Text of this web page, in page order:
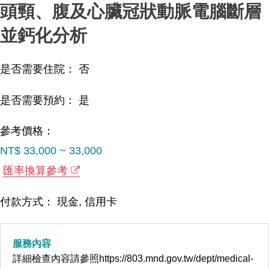
頭頸、腹及心臟冠狀動脈電腦斷層
並鈣化分析
是否需要住院： 否
是否需要預約： 是
參考價格：
NT$ 33,000 ~ 33,000
匯率換算參考
付款方式： 現金, 信用卡
服務內容
詳細檢查內容請參照https://803.mnd.gov.tw/dept/medical-